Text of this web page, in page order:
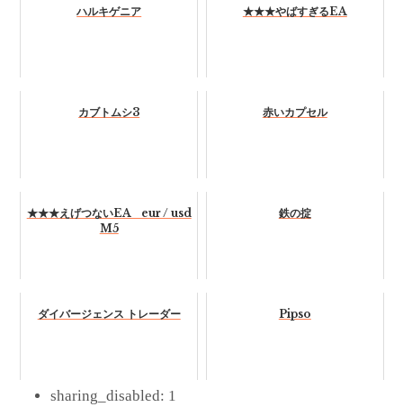
ハルキゲニア ★★★やばすぎるEA
カブトムシ3 赤いカプセル
★★★えげつないEA eur / usd
M5
鉄の掟
ダイバージェンス トレーダー Pipso
sharing_disabled: 1